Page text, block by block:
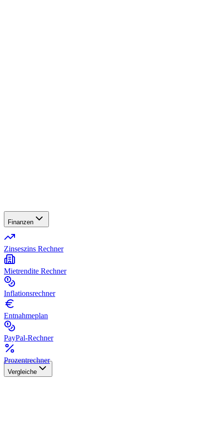
Finanzen
Zinseszins Rechner
Mietrendite Rechner
Inflationsrechner
Entnahmeplan
PayPal-Rechner
Prozentrechner
Vergleiche